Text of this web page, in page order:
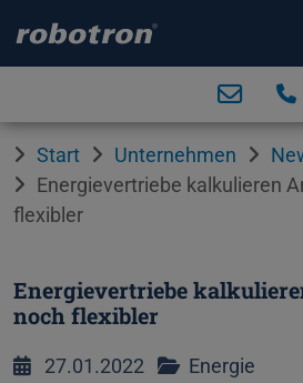
Start Unternehmen
Energievertriebe kalkulieren
flexibler
Energievertriebe
noch flexibler
27.01.2022 Energie